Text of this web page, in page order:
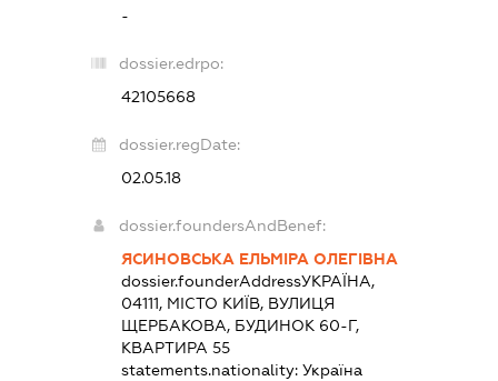
-
dossier.edrpo:
42105668
dossier.regDate:
02.05.18
dossier.foundersAndBenef:
ЯСИНОВСЬКА ЕЛЬМІРА ОЛЕГІВНА
dossier.founderAddressУКРАЇНА,
04111, МІСТО КИЇВ, ВУЛИЦЯ
ЩЕРБАКОВА, БУДИНОК 60-Г,
КВАРТИРА 55
statements.nationality: Україна